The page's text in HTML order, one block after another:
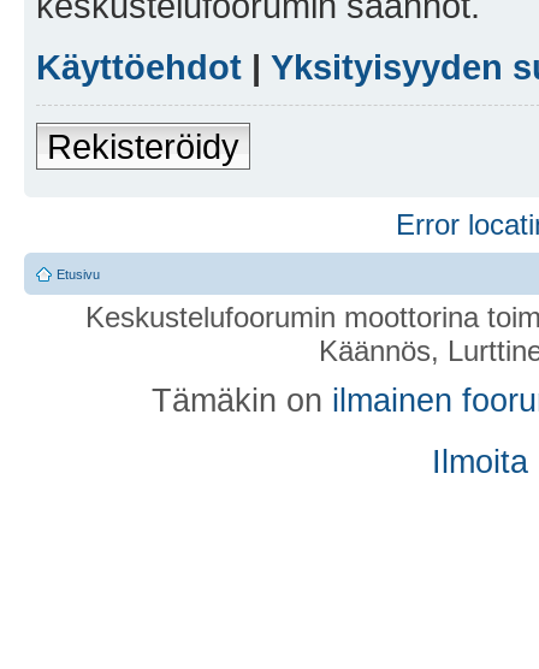
Käyttöehdot | Yksityisyyden
Rekisteröidy
Error
Etusivu
Keskustelufoorumin moottorina
Käännös,
Tämäkin on ilmainen